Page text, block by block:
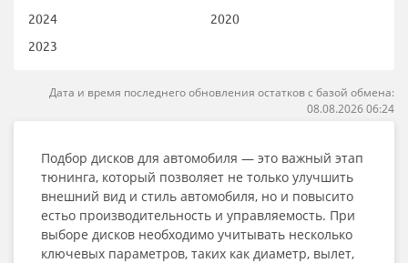
2024
2023
2020
Дата и время последнего обновления остатков с базой обмена:
08.08.2026 06:24
Подбор дисков для автомобиля — это важный этап
тюнинга, который позволяет не только улучшить
внешний вид и стиль автомобиля, но и повысито
естьо производительность и управляемость. При
выборе дисков необходимо учитывать несколько
ключевых параметров, таких как диаметр, вылет,